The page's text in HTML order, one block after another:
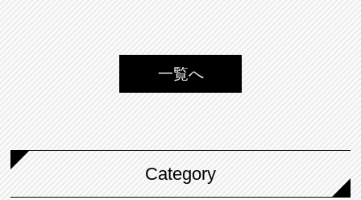
一覧へ
Category